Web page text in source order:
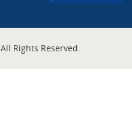
All Rights Reserved.